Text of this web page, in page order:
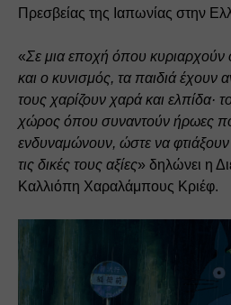
Πρεσβείας της Ιαπωνίας στην
«Σε μια εποχή όπου κυριαρχούν
και ο κυνισμός, τα παιδιά έχουν
τους χαρίζουν χαρά και ελπίδα·
χώρος όπου συναντούν ήρωες
ενδυναμώνουν, ώστε να
τις δικές τους αξίες» δηλώνει η
Καλλιόπη Χαραλάμπους Κριέφ.